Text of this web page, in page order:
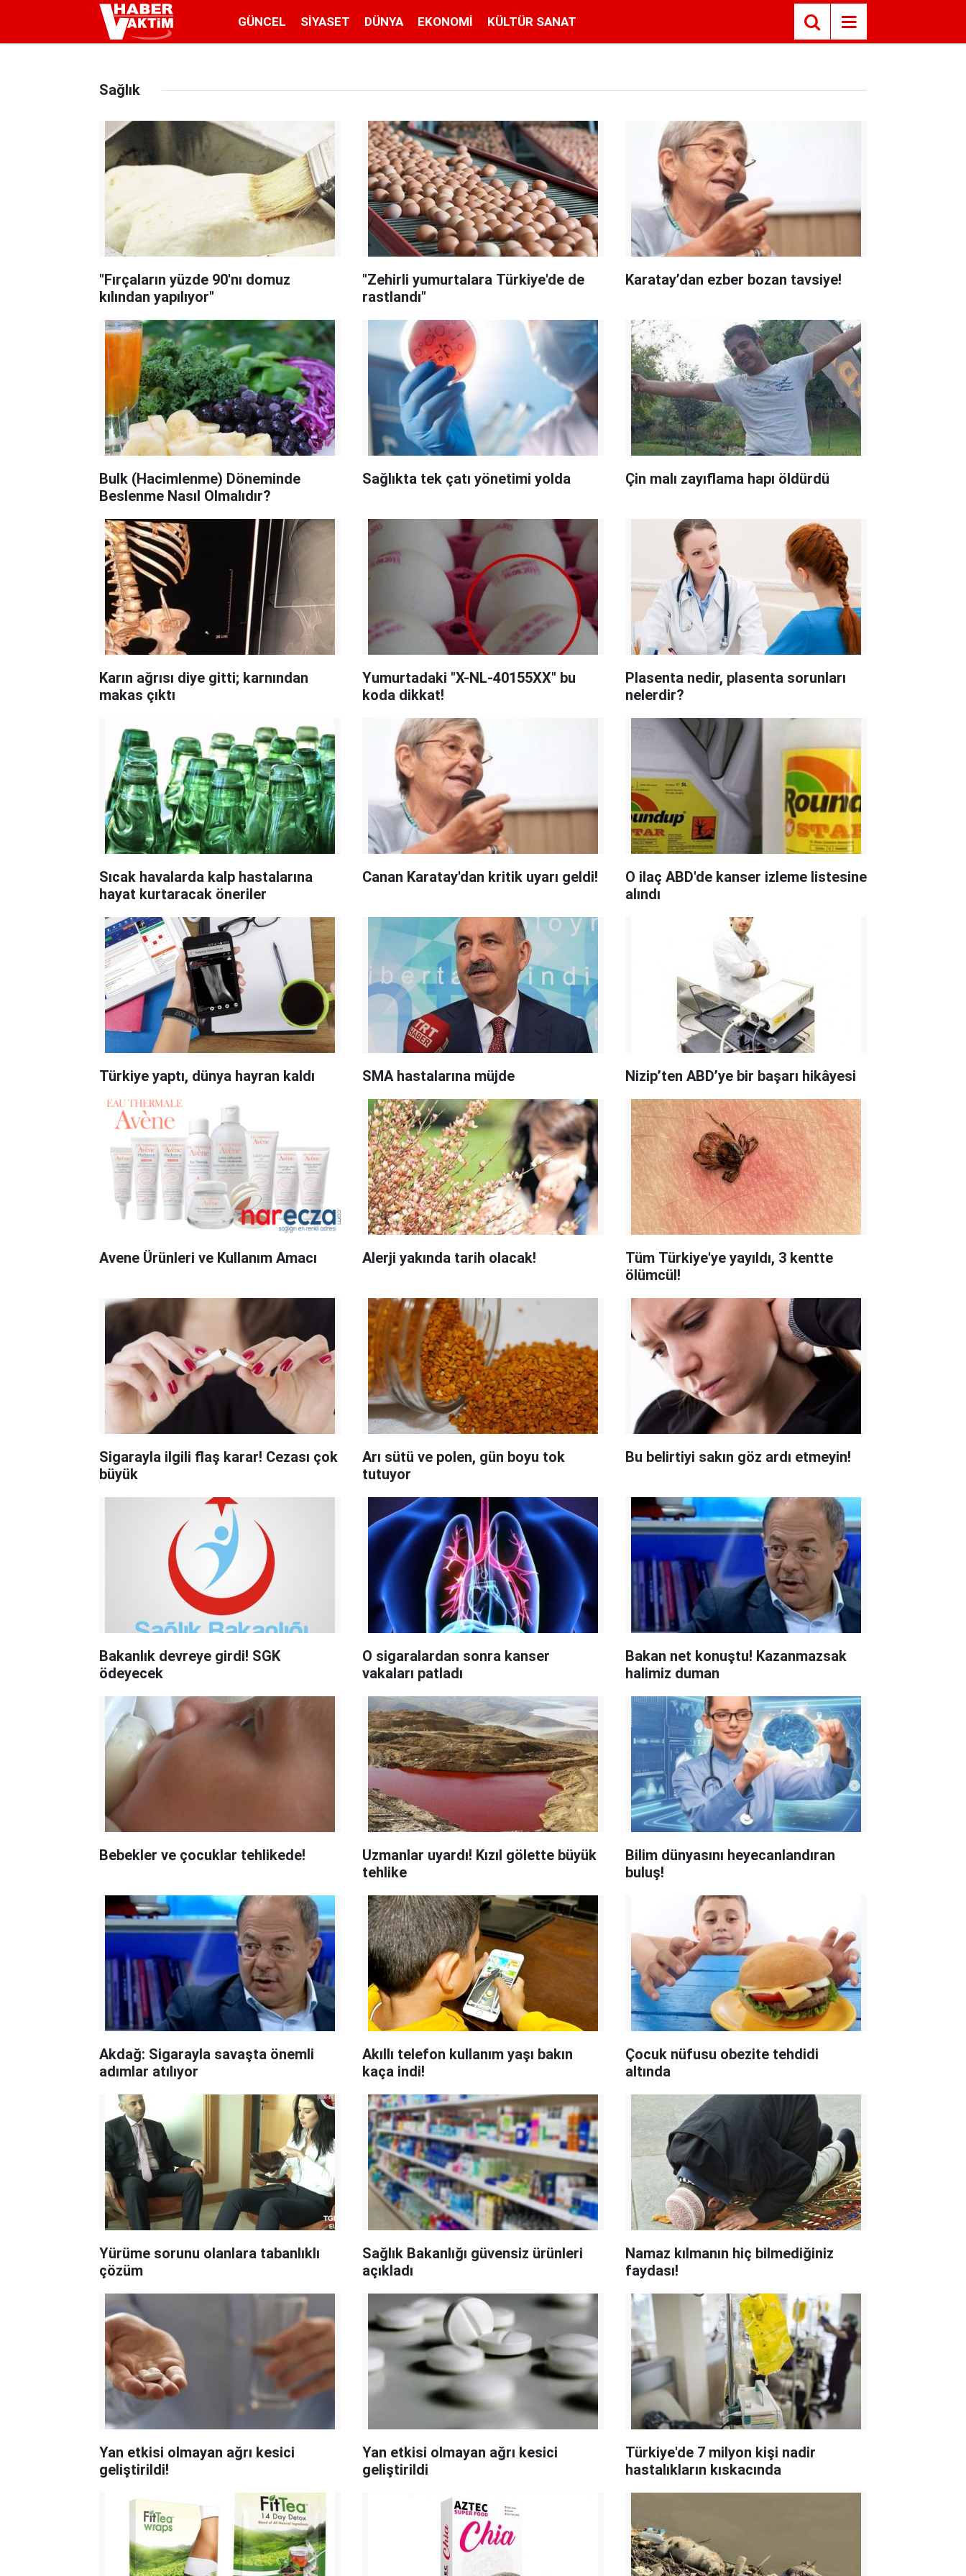
GÜNCEL SIYASET DÜNYA EKONOMI KÜLTÜR SANAT
Sağlık
"Fırçaların yüzde 90'nı domuz
kılından yapılıyor"
"Zehirli yumurtalara Türkiye'de de
rastlandı"
Karatay’dan ezber bozan tavsiye!
Bulk (Hacimlenme) Döneminde
Beslenme Nasıl Olmalıdır?
Sağlıkta tek çatı yönetimi yolda Çin malı zayıflama hapı öldürdü
Karın ağrısı diye gitti; karnından
makas çıktı
Yumurtadaki "X-NL-40155XX" bu
koda dikkat!
Plasenta nedir, plasenta sorunları
nelerdir?
Sıcak havalarda kalp hastalarına
hayat kurtaracak öneriler
Canan Karatay'dan kritik uyarı geldi!
O ilaç ABD'de kanser izleme listesine
alındı
Türkiye yaptı, dünya hayran kaldı SMA hastalarına müjde Nizip’ten ABD’ye bir başarı hikâyesi
Avene Ürünleri ve Kullanım Amacı Alerji yakında tarih olacak!
Tüm Türkiye'ye yayıldı, 3 kentte
ölümcül!
Sigarayla ilgili flaş karar! Cezası çok
büyük
Arı sütü ve polen, gün boyu tok
tutuyor
Bu belirtiyi sakın göz ardı etmeyin!
Bakanlık devreye girdi! SGK
ödeyecek
O sigaralardan sonra kanser
vakaları patladı
Bakan net konuştu! Kazanmazsak
halimiz duman
Bebekler ve çocuklar tehlikede!
Uzmanlar uyardı! Kızıl gölette büyük
tehlike
Bilim dünyasını heyecanlandıran
buluş!
Akdağ: Sigarayla savaşta önemli
adımlar atılıyor
Akıllı telefon kullanım yaşı bakın
kaça indi!
Çocuk nüfusu obezite tehdidi
altında
Yürüme sorunu olanlara tabanlıklı
çözüm
Sağlık Bakanlığı güvensiz ürünleri
açıkladı
Namaz kılmanın hiç bilmediğiniz
faydası!
Yan etkisi olmayan ağrı kesici
geliştirildi!
Yan etkisi olmayan ağrı kesici
geliştirildi
Türkiye'de 7 milyon kişi nadir
hastalıkların kıskacında